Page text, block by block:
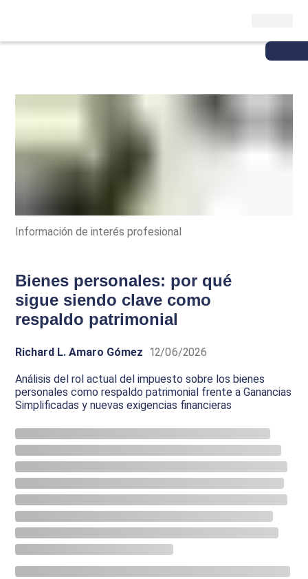
Información de interés profesional
Bienes personales: por qué
sigue siendo clave como
respaldo patrimonial
Richard L. Amaro Gómez 12/06/2026
Análisis del rol actual del impuesto sobre los bienes
personales como respaldo patrimonial frente a Ganancias
Simplificadas y nuevas exigencias financieras